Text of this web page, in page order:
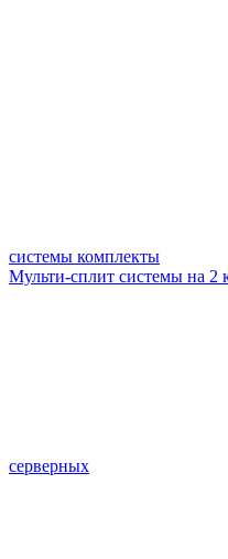
системы комплекты
Мульти-сплит системы на 2
серверных